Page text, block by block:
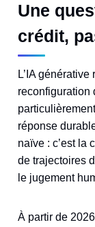
Une
crédit,
L’IA
reconfiguration
réponse
naïve : c’est la
de trajectoires
le jugement
À partir de